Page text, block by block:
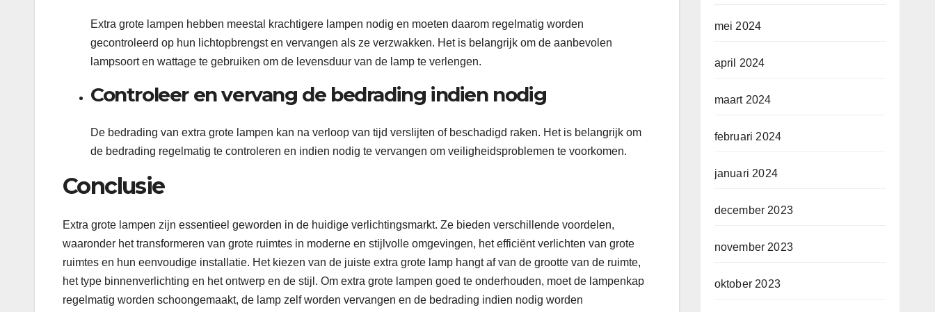
Extra grote lampen hebben meestal krachtigere lampen nodig en moeten daarom regelmatig worden
gecontroleerd op hun lichtopbrengst en vervangen als ze verzwakken. Het is belangrijk om de aanbevolen
lampsoort en wattage te gebruiken om de levensduur van de lamp te verlengen.
Controleer en vervang de bedrading indien nodig
De bedrading van extra grote lampen kan na verloop van tijd verslijten of beschadigd raken. Het is belangrijk om
de bedrading regelmatig te controleren en indien nodig te vervangen om veiligheidsproblemen te voorkomen.
Conclusie
Extra grote lampen zijn essentieel geworden in de huidige verlichtingsmarkt. Ze bieden verschillende voordelen,
waaronder het transformeren van grote ruimtes in moderne en stijlvolle omgevingen, het efficiënt verlichten van grote
ruimtes en hun eenvoudige installatie. Het kiezen van de juiste extra grote lamp hangt af van de grootte van de ruimte,
het type binnenverlichting en het ontwerp en de stijl. Om extra grote lampen goed te onderhouden, moet de lampenkap
regelmatig worden schoongemaakt, de lamp zelf worden vervangen en de bedrading indien nodig worden
mei 2024
april 2024
maart 2024
februari 2024
januari 2024
december 2023
november 2023
oktober 2023